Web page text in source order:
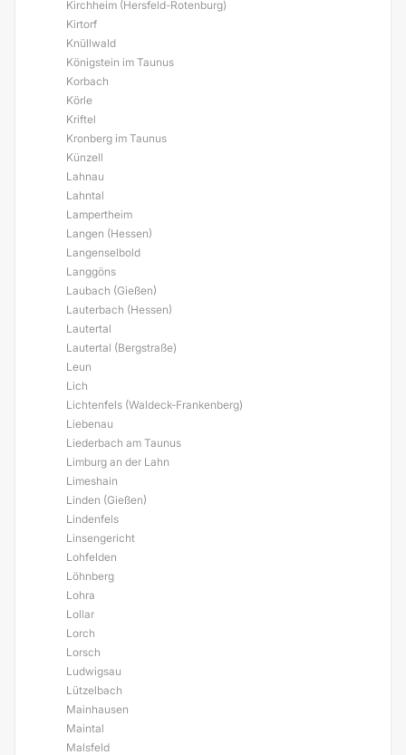
Kirchheim (Hersfeld-Rotenburg)
Kirtorf
Knüllwald
Königstein im Taunus
Korbach
Körle
Kriftel
Kronberg im Taunus
Künzell
Lahnau
Lahntal
Lampertheim
Langen (Hessen)
Langenselbold
Langgöns
Laubach (Gießen)
Lauterbach (Hessen)
Lautertal
Lautertal (Bergstraße)
Leun
Lich
Lichtenfels (Waldeck-Frankenberg)
Liebenau
Liederbach am Taunus
Limburg an der Lahn
Limeshain
Linden (Gießen)
Lindenfels
Linsengericht
Lohfelden
Löhnberg
Lohra
Lollar
Lorch
Lorsch
Ludwigsau
Lützelbach
Mainhausen
Maintal
Malsfeld